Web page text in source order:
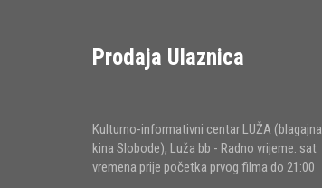
Prodaja Ulaznica
Kulturno-informativni centar LUŽA (blagajna
kina Slobode), Luža bb - Radno vrijeme: sat
vremena prije početka prvog filma do 21:00